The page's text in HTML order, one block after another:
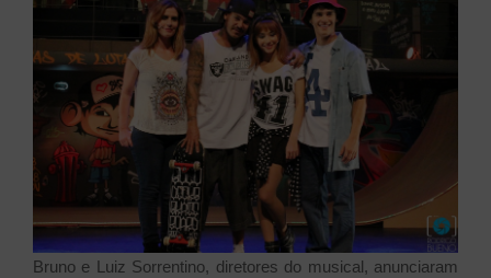
Bruno e Luiz Sorrentino, diretores do musical, anunciaram